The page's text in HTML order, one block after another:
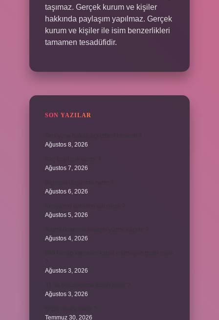
taşımaz. Gerçek kurum ve kişiler
hakkında paylaşım yapılmaz. Gerçek
kurum ve kişiler ile isim benzerlikleri
tamamen tesadüfidir.
SON YAZILAR
Ağustos 8, 2026
Ağustos 7, 2026
Ağustos 6, 2026
Ağustos 5, 2026
Ağustos 4, 2026
Ağustos 3, 2026
Ağustos 3, 2026
Temmuz 30, 2026